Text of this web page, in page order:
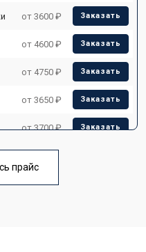
от 3600 ₽ Заказать
от 4600 ₽ Заказать
от 4750 ₽ Заказать
от 3650 ₽ Заказать
от 3700 ₽ Заказать
от 2800 ₽
прайс